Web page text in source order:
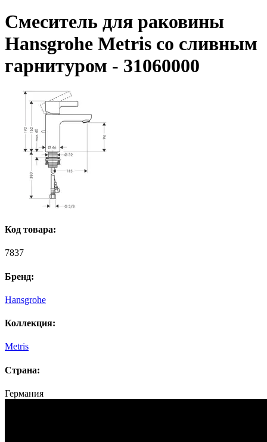
Смеситель для раковины
Hansgrohe Metris со сливным
гарнитуром - 31060000
Код товара:
7837
Бренд:
Hansgrohe
Коллекция:
Metris
Страна:
Германия